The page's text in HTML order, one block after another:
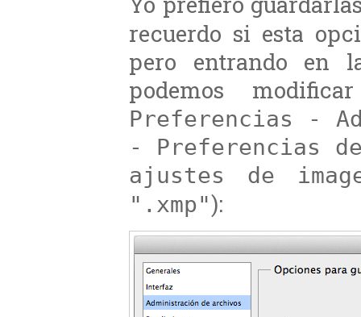
recuerdo si esta
pero entrando en
podemos
Preferencias -
- Preferencias de
ajustes de
".xmp"):